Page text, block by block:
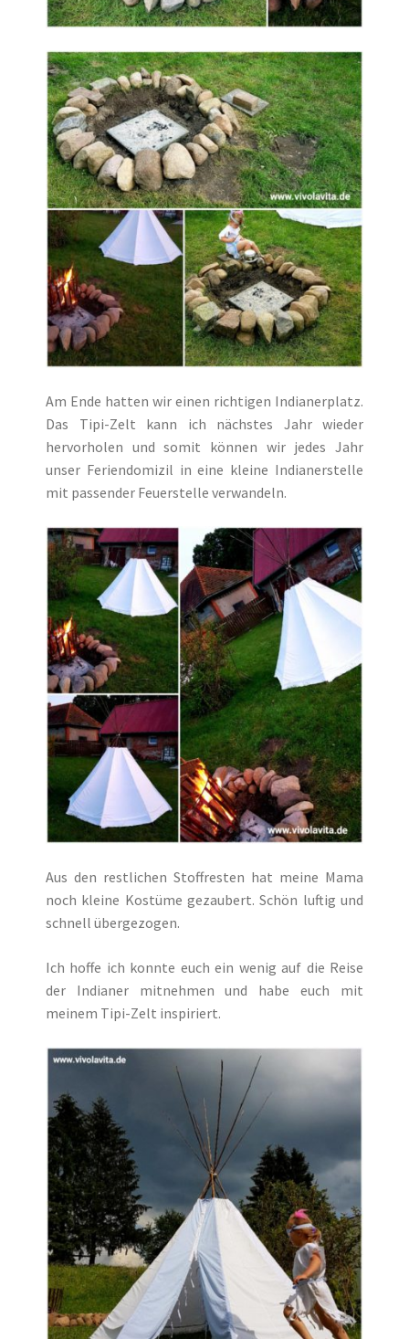
Am Ende hatten wir einen richtigen Indianerplatz.
Das Tipi-Zelt kann ich nächstes Jahr wieder
hervorholen und somit können wir jedes Jahr
unser Feriendomizil in eine kleine Indianerstelle
mit passender Feuerstelle verwandeln.
Aus den restlichen Stoffresten hat meine Mama
noch kleine Kostüme gezaubert. Schön luftig und
schnell übergezogen.
Ich hoffe ich konnte euch ein wenig auf die Reise
der Indianer mitnehmen und habe euch mit
meinem Tipi-Zelt inspiriert.